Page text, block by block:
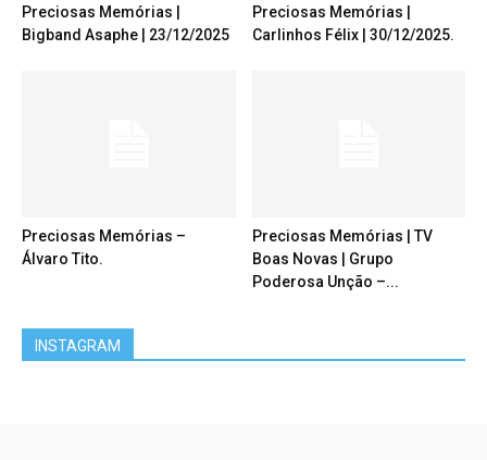
Preciosas Memórias |
Bigband Asaphe | 23/12/2025
Preciosas Memórias |
Carlinhos Félix | 30/12/2025.
Preciosas Memórias –
Álvaro Tito.
Preciosas Memórias | TV
Boas Novas | Grupo
Poderosa Unção –...
INSTAGRAM